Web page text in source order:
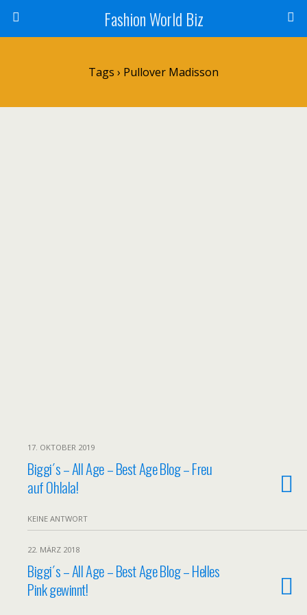
Fashion World Biz
Tags › Pullover Madisson
17. OKTOBER 2019
Biggi´s – All Age – Best Age Blog – Freu
auf Ohlala!
KEINE ANTWORT
22. MÄRZ 2018
Biggi´s – All Age – Best Age Blog – Helles
Pink gewinnt!